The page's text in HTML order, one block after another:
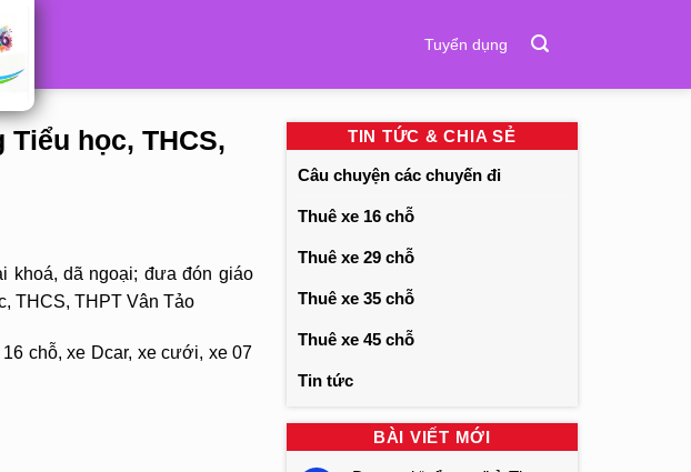
Tuyển dụng
học, THCS,
khoá, dã ngoại; đưa đón giáo
THCS, THPT Vân Tảo
chỗ, xe Dcar, xe cưới, xe 07
TIN TỨC & CHIA SẺ
Câu chuyện các chuyến đi
Thuê xe 16 chỗ
Thuê xe 29 chỗ
Thuê xe 35 chỗ
Thuê xe 45 chỗ
Tin tức
BÀI VIẾT MỚI